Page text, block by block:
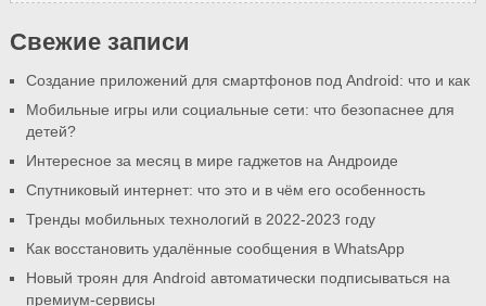
Свежие записи
Создание приложений для смартфонов под Android: что и как
Мобильные игры или социальные сети: что безопаснее для
детей?
Интересное за месяц в мире гаджетов на Андроиде
Спутниковый интернет: что это и в чём его особенность
Тренды мобильных технологий в 2022-2023 году
Как восстановить удалённые сообщения в WhatsApp
Новый троян для Android автоматически подписываться на
премиум-сервисы